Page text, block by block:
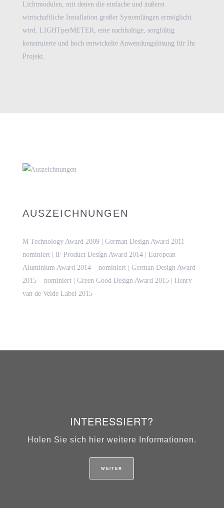
Lichtmodulen, mit denen die einfache und äußerst
wirtschaftliche Installation großer Systemlängen ermöglicht
wird. LIGHTperMETER, eine nachhaltige, sorgfältig
konstruierte und hoch entwickelte Anwendungslösung für Ihr
Projekt.
AUSZEICHNUNGEN
M Technology Award 2009 | German Design Award 2011 –
nominiert | iF Product Design Award 2014 | European
Aluminium Award 2014 – nominiert | German Design Award
2015 – nominiert | Green Good Design Award 2015 | Henry
van de Velde Label 2015
INTERESSIERT?
Holen Sie sich hier weitere Informationen.
WEITER